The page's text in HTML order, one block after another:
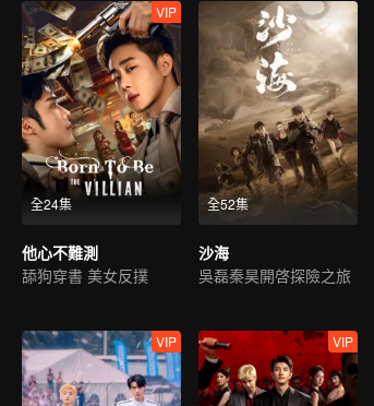
全24集
VIP
他心不難測
舔狗穿書 美女反撲
全52集
沙海
吳磊秦昊開啓探險之旅
VIP VIP